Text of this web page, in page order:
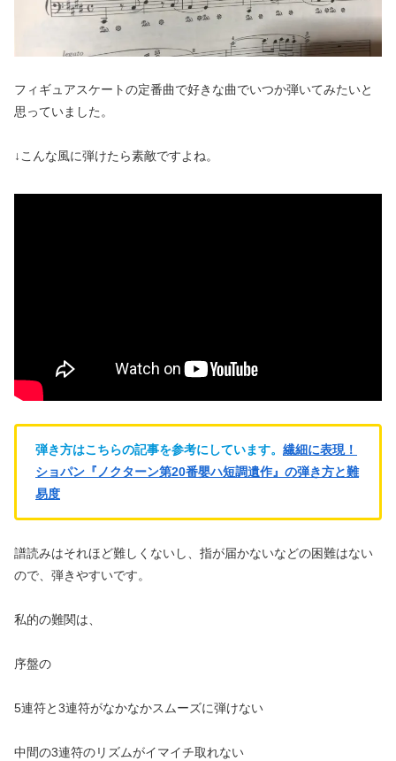
フィギュアスケートの定番曲で好きな曲でいつか弾いてみたいと
思っていました。
↓こんな風に弾けたら素敵ですよね。
弾き方はこちらの記事を参考にしています。 繊細に表現！
ショパン『ノクターン第20番嬰ハ短調遺作』の弾き方と難
易度
譜読みはそれほど難しくないし、指が届かないなどの困難はない
ので、弾きやすいです。
私的の難関は、
序盤の
5連符と3連符がなかなかスムーズに弾けない
中間の3連符のリズムがイマイチ取れない